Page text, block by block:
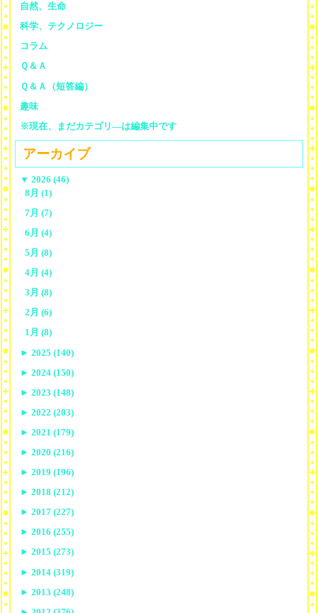
自然、生命
科学、テクノロジー
コラム
Ｑ＆Ａ
Ｑ＆Ａ（短答編）
趣味
※現在、まだカテゴリ—は編集中です
アーカイブ
▼ 2026 (46)
8月 (1)
7月 (7)
6月 (4)
5月 (8)
4月 (4)
3月 (8)
2月 (6)
1月 (8)
► 2025 (140)
► 2024 (150)
► 2023 (148)
► 2022 (203)
► 2021 (179)
► 2020 (216)
► 2019 (196)
► 2018 (212)
► 2017 (227)
► 2016 (255)
► 2015 (273)
► 2014 (319)
► 2013 (248)